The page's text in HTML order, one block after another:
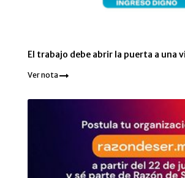
El trabajo debe abrir la puerta a una
Ver nota